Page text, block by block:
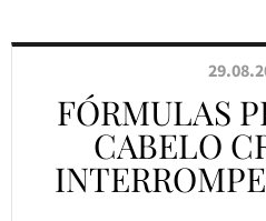
FÓRMULAS
CABELO